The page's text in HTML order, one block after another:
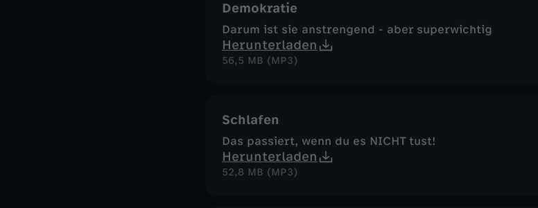
Demokratie
Darum ist sie anstrengend - aber superwichtig
Herunterladen
56,5 MB (MP3)
Schlafen
Das passiert, wenn du es NICHT tust!
Herunterladen
52,8 MB (MP3)